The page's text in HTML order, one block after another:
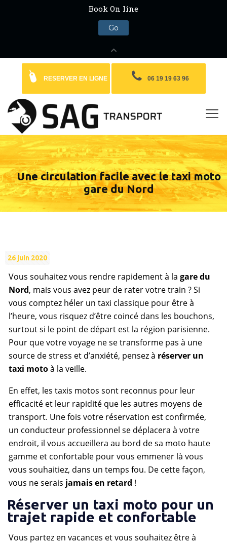
RESERVER EN LIGNE 06 19 19 63 96
Une circulation facile avec le taxi moto
gare du Nord
26 juin 2020
Vous souhaitez vous rendre rapidement à lagare du
Nord, mais vous avez peur de rater votre train ? Si
vous comptez héler un taxi classique pour être à
l’heure, vous risquez d’être coincé dans les bouchons,
surtout si le point de départ est la région parisienne.
Pour que votre voyage ne se transforme pas à une
source de stress et d’anxiété, pensez à réserver un
taxi motoà la veille.
En effet, les taxis motos sont reconnus pour leur
efficacité et leur rapidité que les autres moyens de
transport. Une fois votre réservation est confirmée,
un conducteur professionnel se déplacera à votre
endroit, il vous accueillera au bord de sa moto haute
gamme et confortable pour vous emmener là vous
vous souhaitiez, dans un temps fou. De cette façon,
vous ne serais jamais en retard !
Réserver un taxi moto pour un
trajet rapide et confortable
Vous partez en vacances et vous souhaitez être à